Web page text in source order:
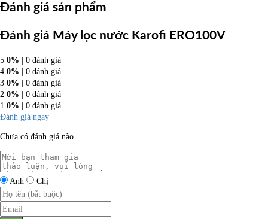
Đánh giá sản phẩm
Đánh giá Máy lọc nước Karofi ERO100V
5 0% | 0 đánh giá
4 0% | 0 đánh giá
3 0% | 0 đánh giá
2 0% | 0 đánh giá
1 0% | 0 đánh giá
Đánh giá ngay
Chưa có đánh giá nào.
Anh Chị